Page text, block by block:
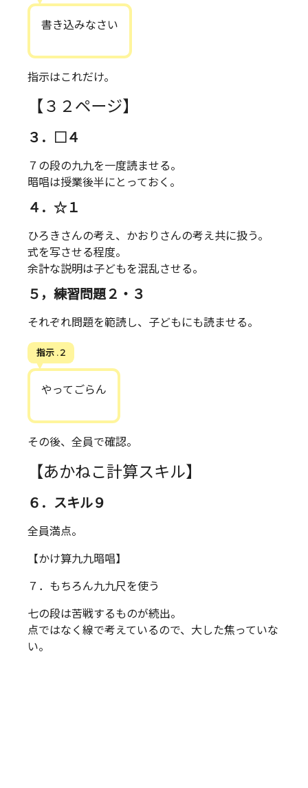
書き込みなさい
指示はこれだけ。
【３２ページ】
３．□４
７の段の九九を一度読ませる。
暗唱は授業後半にとっておく。
４．☆１
ひろきさんの考え、かおりさんの考え共に扱う。
式を写させる程度。
余計な説明は子どもを混乱させる。
５，練習問題２・３
それぞれ問題を範読し、子どもにも読ませる。
指示 . 2
やってごらん
その後、全員で確認。
【あかねこ計算スキル】
６．スキル９
全員満点。
【かけ算九九暗唱】
７．もちろん九九尺を使う
七の段は苦戦するものが続出。
点ではなく線で考えているので、大した焦っていな
い。